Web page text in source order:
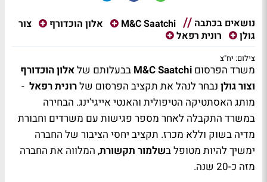
נושאים בכתבה M&C Saatchi אלון הוכדורף
צור
גולן
רונית רפאל
צילום: יח"צ
משרד הפרסום M&C Saatchi בבעלותם שלאלון הוכדורף
וצור גולן נבחר לנהל את תקציב הפרסום שלרונית רפאל -
מותג האסתטיקה הטיפולית והאנטי אייגי'ינג. הבחירה
במשרד התקבלה לאחר מספר פגישות עם משרדים וחבורת
מדיה בשוק וללא מכרז. תקציב יחסי הציבור של החברה
ימשיך להיות מטופל בשלמור תקשורת, המלווה את החברה
מזה כ-20 שנה.